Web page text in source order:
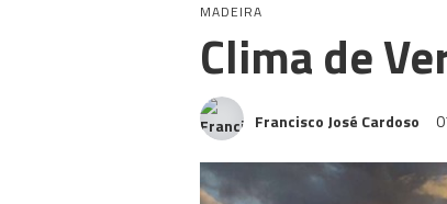
MADEIRA
Clima de
Francisco José Cardoso